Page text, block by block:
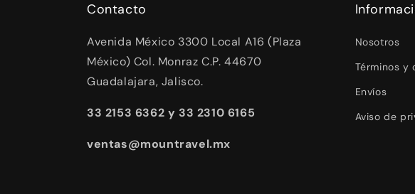
Contacto
Avenida México 3300 Local A16 (Plaza
México) Col. Monraz C.P. 44670
Guadalajara, Jalisco.
33 2153 6362 y 33 2310 6165
ventas@mountravel.mx
Nosotros
Términos y
Envíos
Aviso de